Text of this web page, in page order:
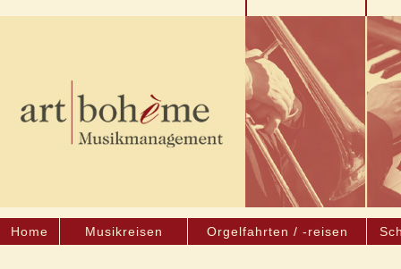
Home Musikreisen Orgelfahrten / -reisen